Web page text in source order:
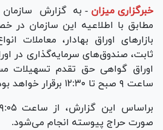
خبرگزاری میزان - به گزارش سازمان
مطابق با اطلاعیه این سازمان
بازار‌های اوراق بهادار، معاملات
ثابت، صندوق‌های سرمایه‌گذاری در
اوراق گواهی حق تقدم تسهیلات
ساعت ۹ صبح تا ۱۲:۳۰ برقرار خواهد بود.
صورت حراج پیوسته انجام می‌شود.